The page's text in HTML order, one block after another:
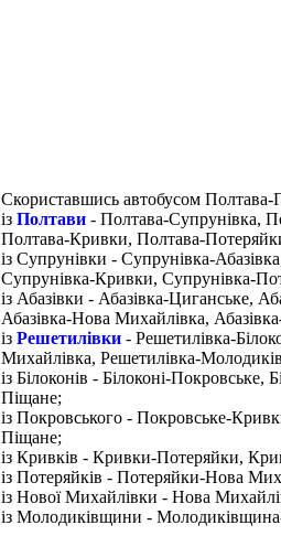
Скориставшись автобусом
із Полтави- Полтава-Супрунівка,
Полтава-Кривки, Полтава-
із Супрунівки - Супрунівка-
Супрунівка-Кривки, Супрунівка-
із Абазівки - Абазівка-Циганське,
Абазівка-Нова Михайлівка,
із Решетилівки- Решетилівка-
Михайлівка, Решетилівка-
із Білоконів - Білоконі-
Піщане;
із Покровського - Покровське-
Піщане;
із Кривків - Кривки-Потеряйки,
із Потеряйків - Потеряйки-Нова
із Нової Михайлівки - Нова
із Молодиківщини -